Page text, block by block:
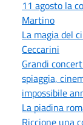
11 agosto la
Martino
La magia del
Ceccarini
Grandi
spiaggia,
impossibile
La piadina
Riccione una